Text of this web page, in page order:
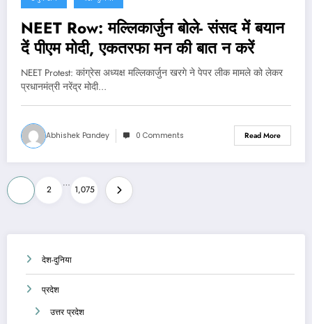
NEET Row: मल्लिकार्जुन बोले- संसद में बयान
दें पीएम मोदी, एकतरफा मन की बात न करें
NEET Protest: कांग्रेस अध्यक्ष मल्लिकार्जुन खरगे ने पेपर लीक मामले को लेकर
प्रधानमंत्री नरेंद्र मोदी…
Abhishek Pandey 0 Comments Read More
Posts
pagination
2
…
1,075
देश-दुनिया
प्रदेश
उत्तर प्रदेश